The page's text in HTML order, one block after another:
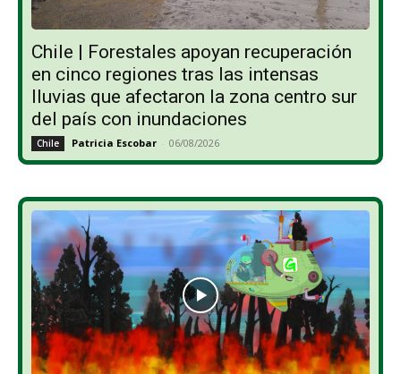
Chile | Forestales apoyan recuperación
en cinco regiones tras las intensas
lluvias que afectaron la zona centro sur
del país con inundaciones
Chile Patricia Escobar - 06/08/2026